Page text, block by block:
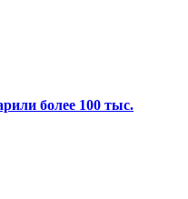
более 100 тыс.